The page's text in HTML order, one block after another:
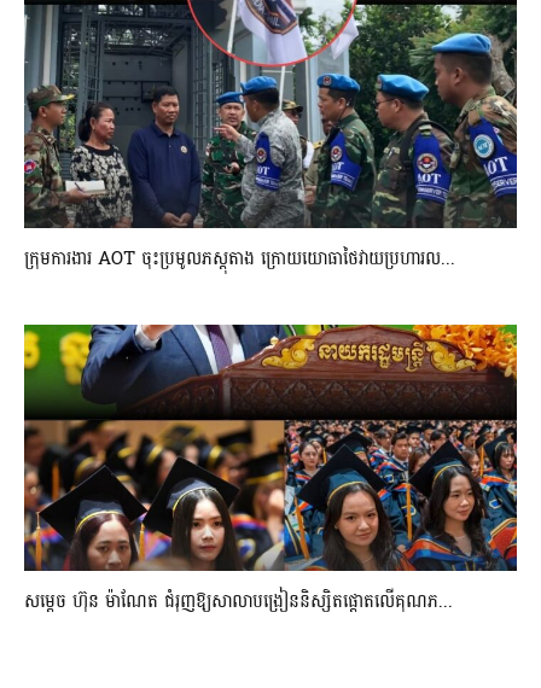
ក្រុមការងារ AOT ចុះប្រមូលភស្តុតាង ក្រោយយោធាថៃវាយប្រហារល...
សម្តេច ហ៊ុន ម៉ាណែត ជំរុញឱ្យសាលាបង្រៀននិស្សិតផ្តោតលើគុណភ...